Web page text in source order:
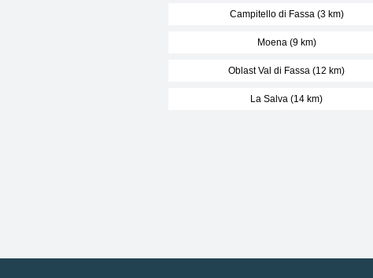
Campitello di Fassa (3 km)
Moena (9 km)
Oblast Val di Fassa (12 km)
La Salva (14 km)